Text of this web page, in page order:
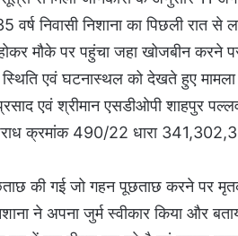
निवासी निशाना का पिछली रात
मौके पर पहुंचा जहा खोजबीन
स्थिति एवं घटनास्थल को देखते हुए
एवं श्रीमान एसडीओपी शाहपुर
क्रमांक 490/22 धारा
की गई जो गहन पूछताछ करने पर
ने अपना जुर्म स्वीकार किया और